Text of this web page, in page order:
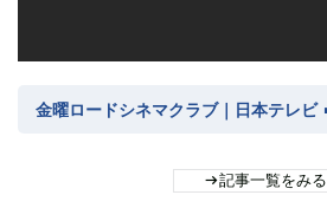
金曜ロードシネマクラブ｜日本テレビ
記事一覧をみる